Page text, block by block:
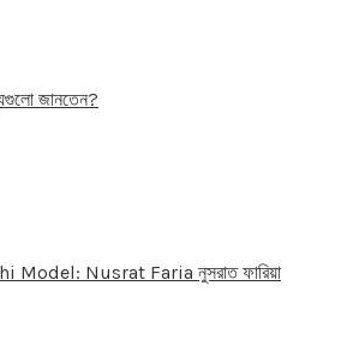
জানতেন?
Model: Nusrat Faria নুসরাত ফারিয়া